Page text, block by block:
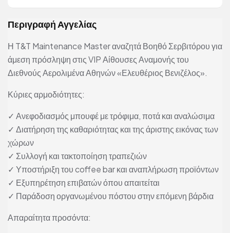
Περιγραφή Αγγελίας
Η T&T Maintenance Master αναζητά Βοηθό Σερβιτόρου για
άμεση πρόσληψη στις VIP Αίθουσες Αναμονής του
Διεθνούς Αερολιμένα Αθηνών «Ελευθέριος Βενιζέλος».
Κύριες αρμοδιότητες:
✓ Ανεφοδιασμός μπουφέ με τρόφιμα, ποτά και αναλώσιμα
✓ Διατήρηση της καθαριότητας και της άριστης εικόνας των
χώρων
✓ Συλλογή και τακτοποίηση τραπεζιών
✓ Υποστήριξη του coffee bar και αναπλήρωση προϊόντων
✓ Εξυπηρέτηση επιβατών όπου απαιτείται
✓ Παράδοση οργανωμένου πόστου στην επόμενη βάρδια
Απαραίτητα προσόντα: